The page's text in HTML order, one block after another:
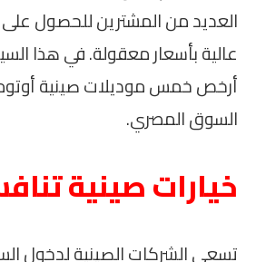
العديد من المشترين للحصول
عالية بأسعار معقولة. في هذا
أرخص خمس موديلات صينية
السوق المصري.
خيارات صينية
تسعى الشركات الصينية لدخول